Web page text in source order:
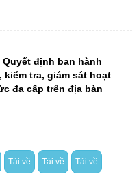
định ban hành
tra, giám sát hoạt
đa cấp trên địa bàn
Tải về Tải về Tải về